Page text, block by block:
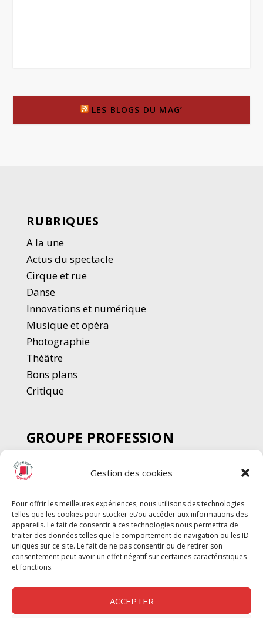
Gestion des cookies
Pour offrir les meilleures expériences, nous utilisons des technologies
telles que les cookies pour stocker et/ou accéder aux informations des
appareils. Le fait de consentir à ces technologies nous permettra de
traiter des données telles que le comportement de navigation ou les ID
uniques sur ce site. Le fait de ne pas consentir ou de retirer son
consentement peut avoir un effet négatif sur certaines caractéristiques
et fonctions.
ACCEPTER
LES BLOGS DU MAG’
RUBRIQUES
A la une
Actus du spectacle
Cirque et rue
Danse
Innovations et numérique
Musique et opéra
Photographie
Théâtre
Bons plans
Critique
GROUPE PROFESSION
SPECTACLE
Chèque Intermittents
Chèque Compta
Chèque Emploi Spectacle
G-Pods
Profession Audio-visuel